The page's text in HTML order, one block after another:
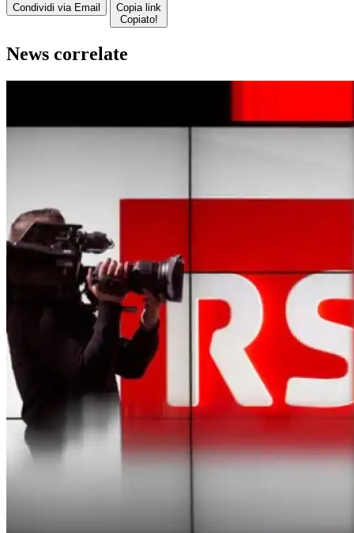
Condividi via Email
Copia link
Copiato!
News correlate